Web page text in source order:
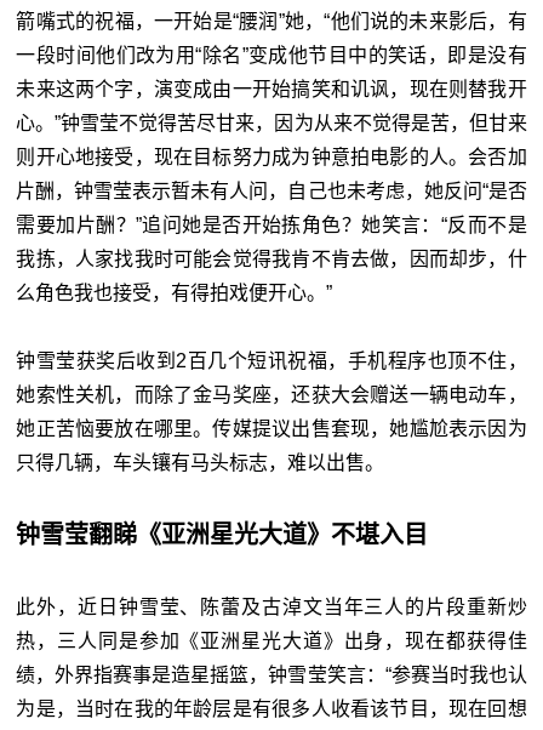
箭嘴式的祝福，一开始是“腰润”她，“他们说的未来影后，有
一段时间他们改为用“除名”变成他节目中的笑话，即是没有
未来这两个字，演变成由一开始搞笑和讥讽，现在则替我开
心。”钟雪莹不觉得苦尽甘来，因为从来不觉得是苦，但甘来
则开心地接受，现在目标努力成为钟意拍电影的人。会否加
片酬，钟雪莹表示暂未有人问，自己也未考虑，她反问“是否
需要加片酬？”追问她是否开始拣角色？她笑言：“反而不是
我拣，人家找我时可能会觉得我肯不肯去做，因而却步，什
么角色我也接受，有得拍戏便开心。”
钟雪莹获奖后收到2百几个短讯祝福，手机程序也顶不住，
她索性关机，而除了金马奖座，还获大会赠送一辆电动车，
她正苦恼要放在哪里。传媒提议出售套现，她尴尬表示因为
只得几辆，车头镶有马头标志，难以出售。
钟雪莹翻睇《亚洲星光大道》不堪入目
此外，近日钟雪莹、陈蕾及古淖文当年三人的片段重新炒
热，三人同是参加《亚洲星光大道》出身，现在都获得佳
绩，外界指赛事是造星摇篮，钟雪莹笑言：“参赛当时我也认
为是，当时在我的年龄层是有很多人收看该节目，现在回想